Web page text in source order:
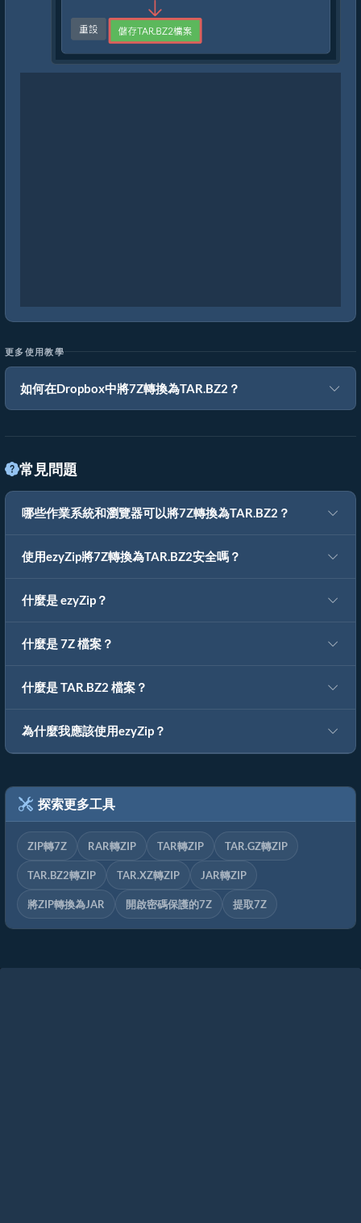
更多使用教學
如何在Dropbox中將7Z轉換為TAR.BZ2？
常見問題
哪些作業系統和瀏覽器可以將7Z轉換為TAR.BZ2？
使用ezyZip將7Z轉換為TAR.BZ2安全嗎？
什麼是 ezyZip？
什麼是 7Z 檔案？
什麼是 TAR.BZ2 檔案？
為什麼我應該使用ezyZip？
探索更多工具
ZIP轉7Z RAR轉ZIP TAR轉ZIP TAR.GZ轉ZIP
TAR.BZ2轉ZIP TAR.XZ轉ZIP JAR轉ZIP
將ZIP轉換為JAR 開啟密碼保護的7Z 提取7Z